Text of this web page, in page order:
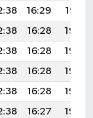
16:29
19:47
16:28
19:46
16:28
19:45
16:28
19:44
16:28
19:43
16:27
19:42